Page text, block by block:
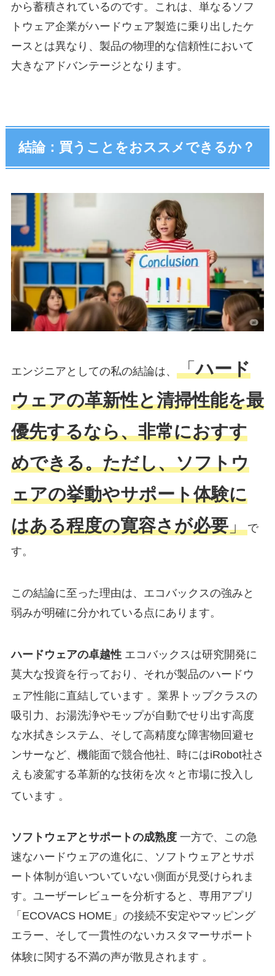
から蓄積されているのです。これは、単なるソフ
トウェア企業がハードウェア製造に乗り出したケ
ースとは異なり、製品の物理的な信頼性において
大きなアドバンテージとなります。
結論：買うことをおススメできるか？
エンジニアとしての私の結論は、 「ハード
ウェアの革新性と清掃性能を最
優先するなら、非常におすす
めできる。ただし、ソフトウ
ェアの挙動やサポート体験に
はある程度の寛容さが必要」で
す。
この結論に至った理由は、エコバックスの強みと
弱みが明確に分かれている点にあります。
ハードウェアの卓越性エコバックスは研究開発に
莫大な投資を行っており、それが製品のハードウ
ェア性能に直結しています 。業界トップクラスの
吸引力、お湯洗浄やモップが自動でせり出す高度
な水拭きシステム、そして高精度な障害物回避セ
ンサーなど、機能面で競合他社、時にはiRobot社さ
えも凌駕する革新的な技術を次々と市場に投入し
ています 。
ソフトウェアとサポートの成熟度一方で、この急
速なハードウェアの進化に、ソフトウェアとサポ
ート体制が追いついていない側面が見受けられま
す。ユーザーレビューを分析すると、専用アプリ
「ECOVACS HOME」の接続不安定やマッピング
エラー、そして一貫性のないカスタマーサポート
体験に関する不満の声が散見されます 。